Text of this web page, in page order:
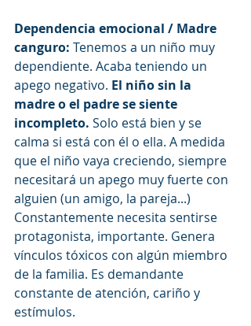
Dependencia emocional / Madre
canguro: Tenemos a un niño muy
dependiente. Acaba teniendo un
apego negativo. El niño sin la
madre o el padre se siente
incompleto. Solo está bien y se
calma si está con él o ella. A medida
que el niño vaya creciendo, siempre
necesitará un apego muy fuerte con
alguien (un amigo, la pareja...)
Constantemente necesita sentirse
protagonista, importante. Genera
vínculos tóxicos con algún miembro
de la familia. Es demandante
constante de atención, cariño y
estímulos.